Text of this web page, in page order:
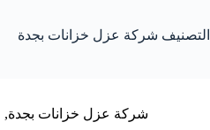
التصنيف شركة عزل خزانات بجدة
شركة عزل خزانات بجدة,